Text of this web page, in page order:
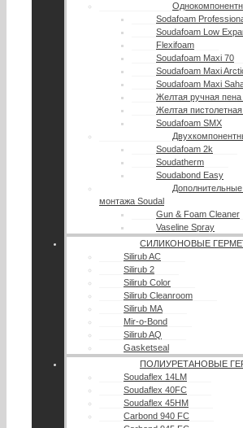
Sodafoam
Soudafoam Low
Flexifoam
Soudafoam Maxi 70
Soudafoam Maxi
Soudafoam Maxi
Желтая ручная пена
Желтая
Soudafoam SMX
Soudafoam 2k
Soudatherm
Soudabond Easy
монтажа Soudal
Gun & Foam Cleaner
Vaseline Spray
СИЛИКОНОВЫЕ
Silirub AC
Silirub 2
Silirub Color
Silirub Cleanroom
Silirub MA
Mir-o-Bond
Silirub AQ
Gasketseal
ПОЛИУРЕТАНОВЫЕ
Soudaflex 14LM
Soudaflex 40FC
Soudaflex 45HM
Carbond 940 FC